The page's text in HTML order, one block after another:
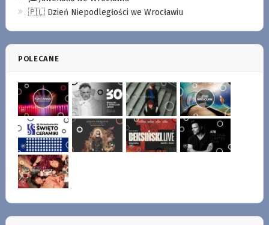
🇵🇱 Dzień Niepodległości we Wrocławiu
POLECANE